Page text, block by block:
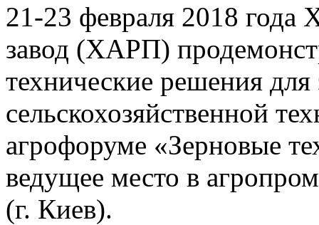
21-23 февраля 2018 года
завод (ХАРП)
технические решения
сельскохозяйственной
агрофоруме «Зерновые
ведущее место в
(г. Киев).